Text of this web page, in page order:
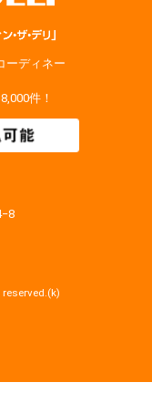
ーディネー
件！
reserved.(k)